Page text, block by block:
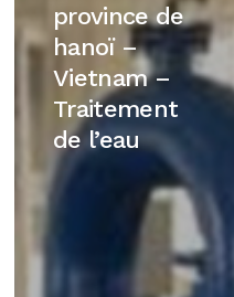
hanoï
Vietnam
Traitement
de
l’eau
province de
hanoï –
Vietnam –
Traitement
de l’eau